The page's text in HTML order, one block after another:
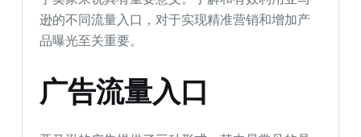
逊的不同流量入口，对于实现精准营销和增加产
品曝光至关重要。
广告流量入口